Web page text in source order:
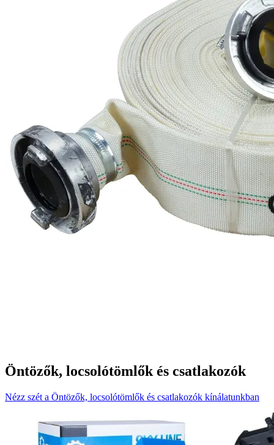
Öntözők, locsolótömlők és csatlakozók
Nézz szét a Öntözők, locsolótömlők és csatlakozók kínálatunkban